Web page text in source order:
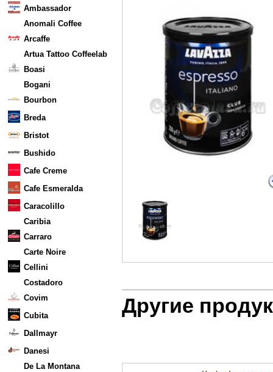
Ambassador
Anomali Coffee
Arcaffe
Artua Tattoo Coffeelab
Boasi
Bogani
Bourbon
Breda
Bristot
Bushido
Cafe Creme
Cafe Esmeralda
Caracolillo
Caribia
Carraro
Carte Noire
Cellini
Costadoro
Covim
Cubita
Dallmayr
Danesi
De La Montana
Другие